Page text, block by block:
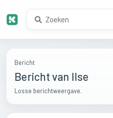
Bericht
Bericht van Ilse
Losse berichtweergave.